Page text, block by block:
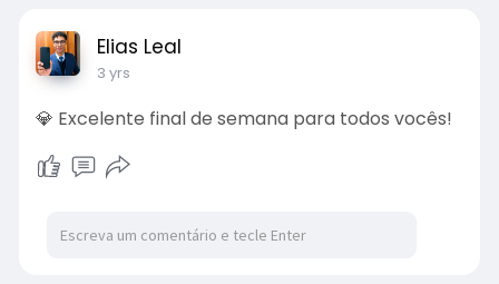
Elias Leal
3 yrs
💎 Excelente final de semana para todos vocês!